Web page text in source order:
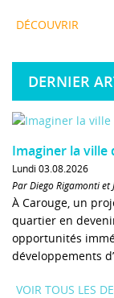
DÉCOUVRIR
DERNIER
Imaginer la ville
Lundi 03.08.2026
Par Diego Rigamonti et
À Carouge, un
quartier en
opportunités
développements
VOIR TOUS LES